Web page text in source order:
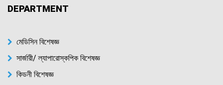
DEPARTMENT
মেডিসিন বিশেষজ্ঞ
সার্জারী/ ল্যাপারোস্কপিক বিশেষজ্ঞ
কিডনী বিশেষজ্ঞ